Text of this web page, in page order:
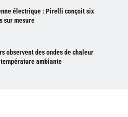
électrique : Pirelli conçoit six
sur mesure
observent des ondes de chaleur
ambiante